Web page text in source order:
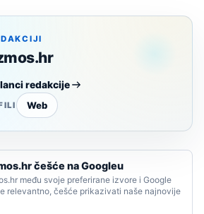
redakcije
Web
češće na Googleu
među svoje preferirane izvore i Google
relevantno, češće prikazivati naše najnovije